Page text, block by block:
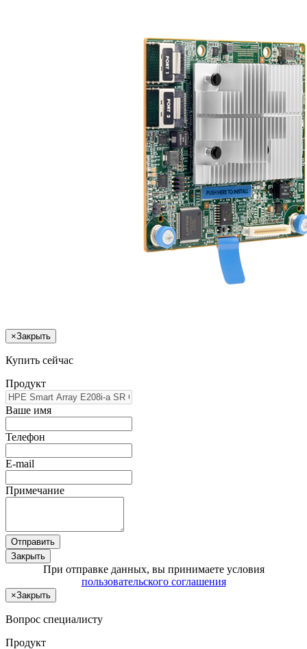
×Закрыть
Купить сейчас
Продукт
Ваше имя
Телефон
E-mail
Примечание
Отправить
Закрыть
При отправке данных, вы принимаете условия
пользовательского соглашения
×Закрыть
Вопрос специалисту
Продукт